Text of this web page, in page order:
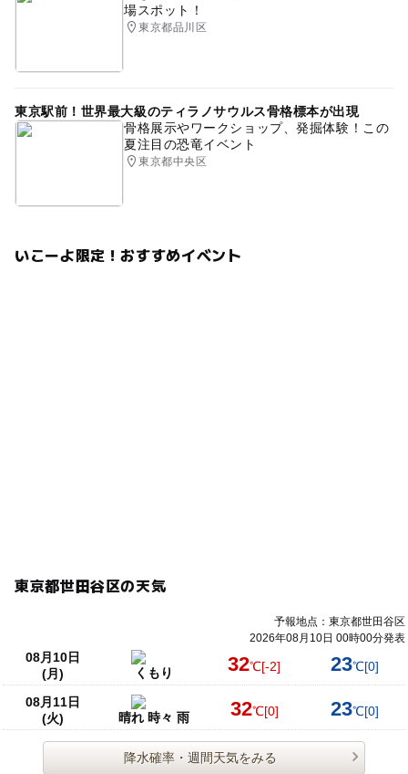
場スポット！
東京都品川区
東京駅前！世界最大級のティラノサウルス骨格標本が出現
骨格展示やワークショップ、発掘体験！この
夏注目の恐竜イベント
東京都中央区
いこーよ限定！おすすめイベント
東京都世田谷区の天気
予報地点：東京都世田谷区
2026年08月10日 00時00分発表
08月10日
(月)
くもり 32℃[-2] 23℃[0]
08月11日
(火)
晴れ 時々 雨 32℃[0] 23℃[0]
降水確率・週間天気をみる